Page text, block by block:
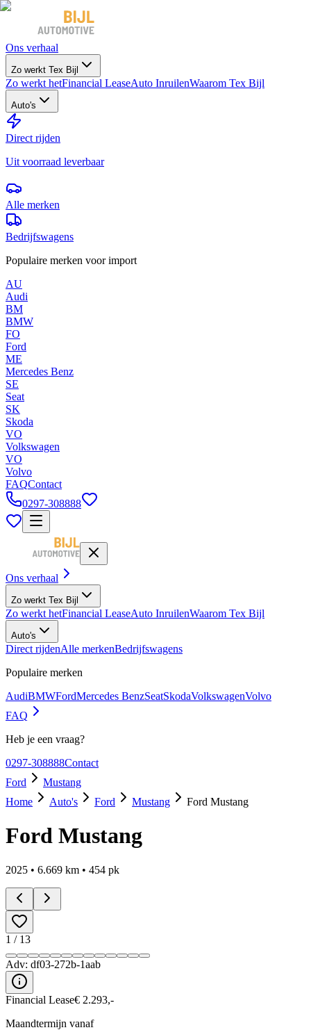
Ons verhaal
Zo werkt Tex Bijl
Zo werkt hetFinancial LeaseAuto InruilenWaarom Tex Bijl
Auto's
Direct rijden
Uit voorraad leverbaar
Alle merken
Bedrijfswagens
Populaire merken voor import
AU
Audi
BM
BMW
FO
Ford
ME
Mercedes Benz
SE
Seat
SK
Skoda
VO
Volkswagen
VO
Volvo
FAQContact
0297-308888
Ons verhaal
Zo werkt Tex Bijl
Zo werkt hetFinancial LeaseAuto InruilenWaarom Tex Bijl
Auto's
Direct rijdenAlle merkenBedrijfswagens
Populaire merken
AudiBMWFordMercedes BenzSeatSkodaVolkswagenVolvo
FAQ
Heb je een vraag?
0297-308888Contact
Ford
Mustang
Home
Auto's Ford Mustang Ford Mustang
Ford Mustang
2025 • 6.669 km • 454 pk
1 / 13
Adv: df03-272b-1aab
Financial Lease€ 2.293,-
Maandtermijn vanaf